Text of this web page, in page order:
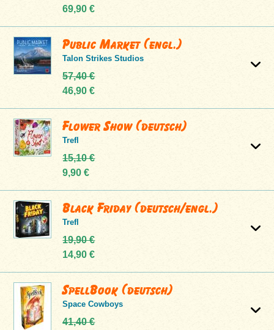
69,90 €
Public Market (engl.)
Talon Strikes Studios
57,40 €
46,90 €
Flower Show (deutsch)
Trefl
15,10 €
9,90 €
Black Friday (deutsch/engl.)
Trefl
19,90 €
14,90 €
SpellBook (deutsch)
Space Cowboys
41,40 €